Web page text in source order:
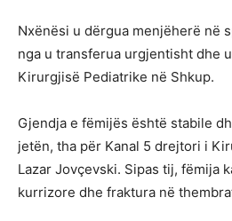
Nxënësi u dërgua menjëherë në
nga u transferua urgjentisht dhe
Kirurgjisë Pediatrike në Shkup.
Gjendja e fëmijës është stabile
jetën, tha për Kanal 5 drejtori i
Lazar Jovçevski. Sipas tij, fëmija
kurrizore dhe fraktura në